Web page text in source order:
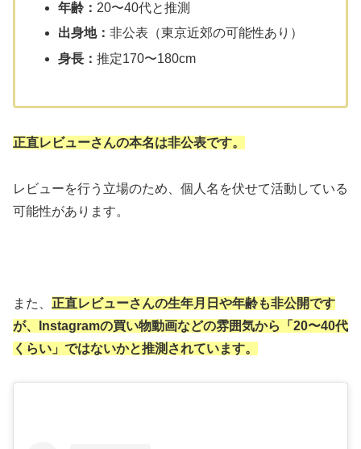
年齢： 20〜40代と推測
出身地：非公表（東京近郊の可能性あり）
身長：推定170〜180cm
正直レビューさんの本名は非公表です。
レビューを行う立場のため、個人名を伏せて活動している
可能性があります。
また、 正直レビューさんの生年月日や年齢も非公開です
が、Instagramの買い物動画などの雰囲気から「20〜40代
くらい」ではないかと推測されています。